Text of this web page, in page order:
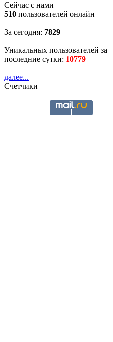
Сейчас с нами
510 пользователей онлайн
За сегодня: 7829
Уникальных пользователей за
последние сутки: 10779
далее...
Счетчики